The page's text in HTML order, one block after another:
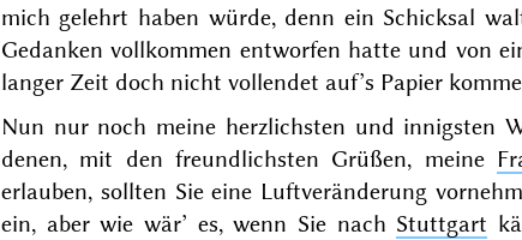
mich gelehrt haben würde, denn ein Schicksal
Gedanken vollkommen entworfen hatte und von
langer Zeit doch nicht vollendet auf’s Papier
Nun nur noch meine herzlichsten und innigsten
denen, mit den freundlichsten Grüßen, meine
erlauben, sollten Sie eine Luftveränderung
ein, aber wie wär’ es, wenn Sie nach Stuttgart